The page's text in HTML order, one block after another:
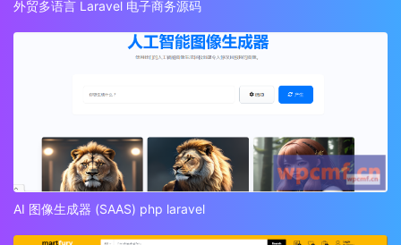
外贸多语言 Laravel 电子商务源码
AI 图像生成器 (SAAS) php laravel